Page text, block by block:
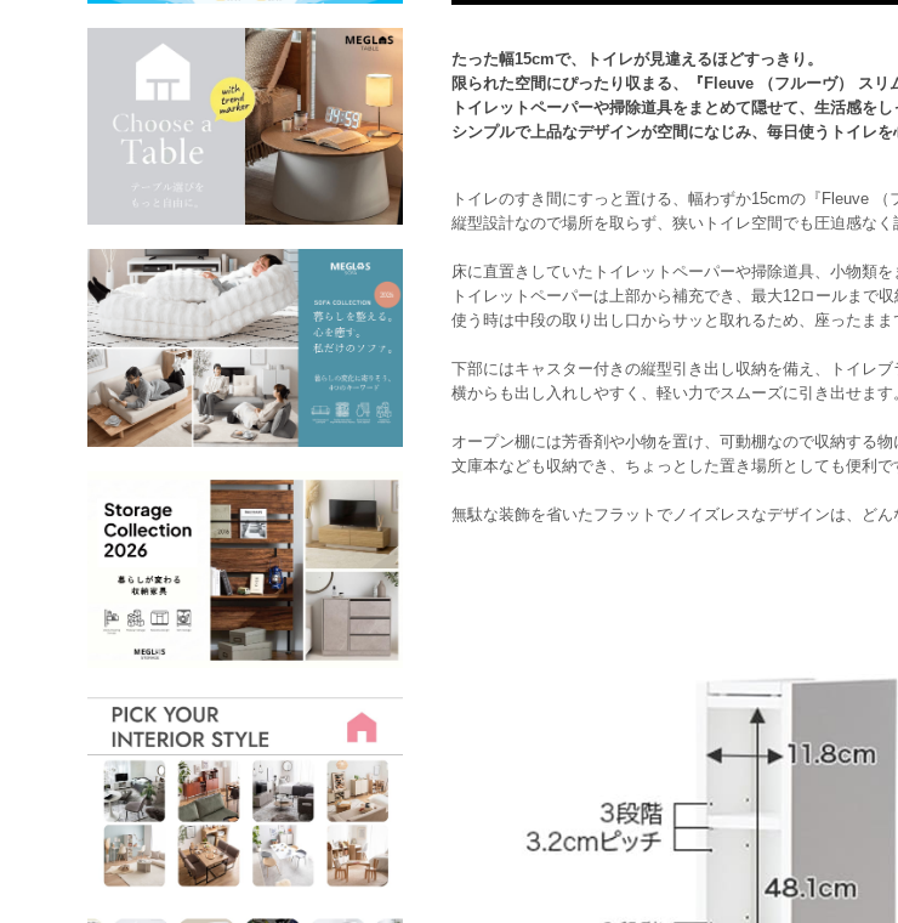
たった幅15cmで、トイレが見違えるほどすっきり。
限られた空間にぴったり収まる、『Fleuve （フルーヴ） スリ
トイレットペーパーや掃除道具をまとめて隠せて、生活感をし
シンプルで上品なデザインが空間になじみ、毎日使うトイレを
トイレのすき間にすっと置ける、幅わずか15cmの『Fleuve （
縦型設計なので場所を取らず、狭いトイレ空間でも圧迫感なく
床に直置きしていたトイレットペーパーや掃除道具、小物類
トイレットペーパーは上部から補充でき、最大12ロールまで収
使う時は中段の取り出し口からサッと取れるため、座ったまま
下部にはキャスター付きの縦型引き出し収納を備え、トイレ
横からも出し入れしやすく、軽い力でスムーズに引き出せます
オープン棚には芳香剤や小物を置け、可動棚なので収納する物
文庫本なども収納でき、ちょっとした置き場所としても便利で
無駄な装飾を省いたフラットでノイズレスなデザインは、ど